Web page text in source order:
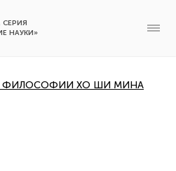
СЕРИЯ
НАУКИ»
ФИЛОСОФИИ ХО ШИ МИНА